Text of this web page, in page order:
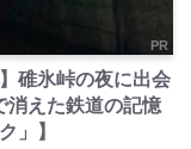
PR
碓氷峠の夜に出会
消えた鉄道の記憶
」】